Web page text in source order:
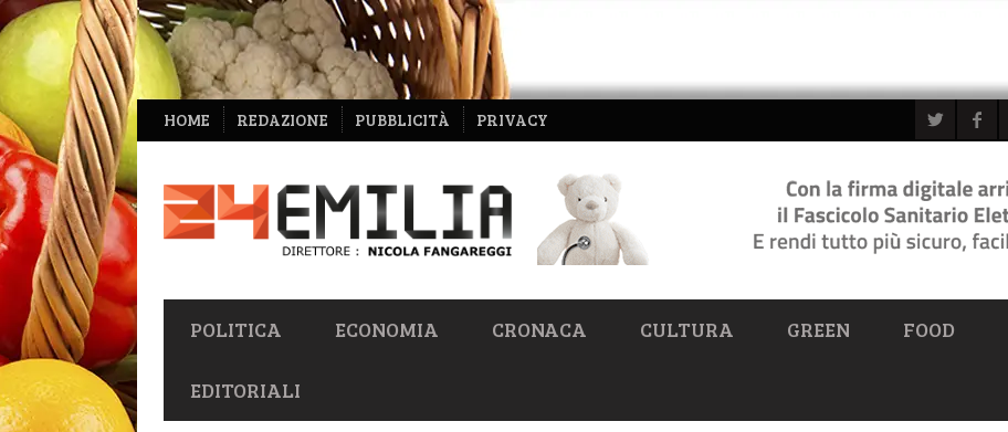
NAVIGAZIONE
SECONDARIA
HOME REDAZIONE PUBBLICITÀ PRIVACY
NAVIGAZIONE
PRIMARIA
POLITICA ECONOMIA CRONACA CULTURA GREEN FOOD
EDITORIALI